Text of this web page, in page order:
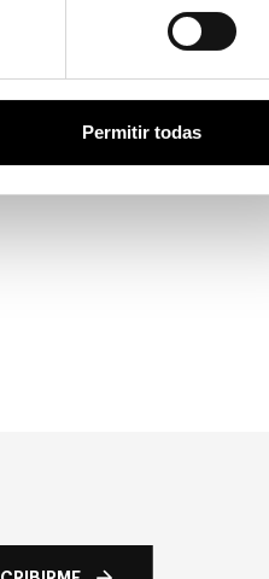
Permitir todas
Gucci